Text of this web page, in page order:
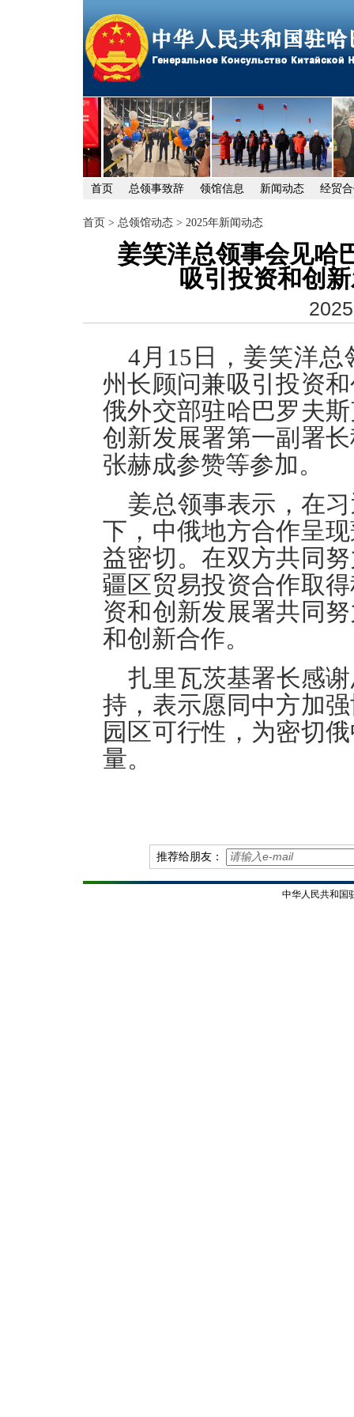
首页 总领事致辞 领馆信息 新闻动态 经贸
首页 > 总领馆动态 > 2025年新闻动态
姜笑洋总领事会见哈
吸引投资和创
4 月 15 日，姜笑洋
州长顾问兼吸引投资
俄外交部驻哈巴罗夫
创新发展署第一副署
张赫成参赞等参加。
姜总领事表示，在
下，中俄地方合作呈
益密切。在双方共同
疆区贸易投资合作取
资和创新发展署共同
和创新合作。
扎里瓦茨基署长感
持，表示愿同中方加
园区可行性，为密切
量。
推荐给朋友：
中华人民共和国